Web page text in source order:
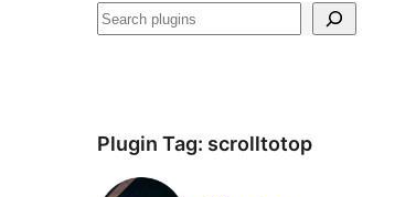
ရှာ
Plugin Tag: scrolltotop